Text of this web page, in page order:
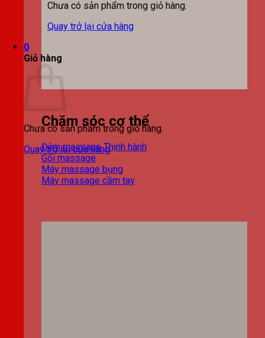
Chưa có sản phẩm trong giỏ hàng.
Quay trở lại cửa hàng
0
Giỏ hàng
Chưa có sản phẩm trong giỏ hàng.
Quay trở lại cửa hàng
Chăm sóc cơ thể
Đệm massage
Gối massage
Máy massage bụng
Máy massage cầm tay